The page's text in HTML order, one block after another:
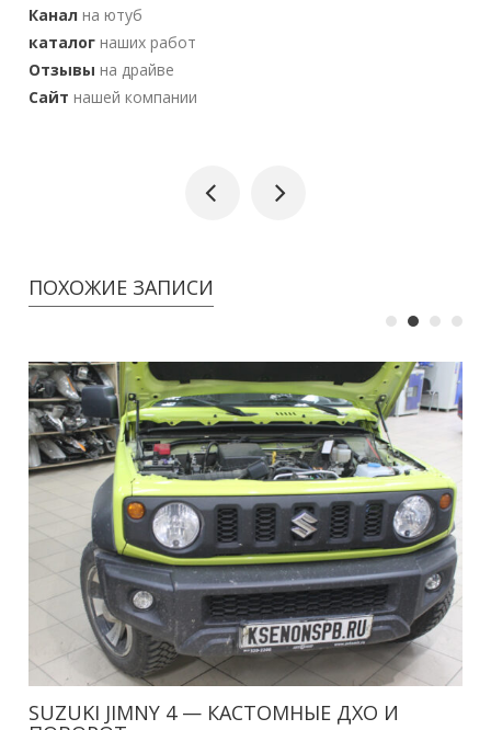
Канал на ютуб
каталог наших работ
Отзывы на драйве
Сайт нашей компании
ПОХОЖИЕ ЗАПИСИ
SUZUKI JIMNY 4 — КАСТОМНЫЕ ДХО И